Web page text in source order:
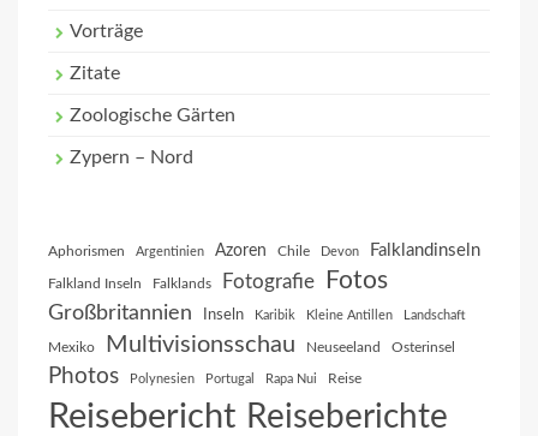
Vorträge
Zitate
Zoologische Gärten
Zypern – Nord
Aphorismen Argentinien Azoren Chile Devon Falklandinseln
Falkland Inseln Falklands Fotografie Fotos
Großbritannien Inseln Karibik Kleine Antillen Landschaft
Mexiko Multivisionsschau Neuseeland Osterinsel
Photos Polynesien Portugal Rapa Nui Reise
Reisebericht Reiseberichte